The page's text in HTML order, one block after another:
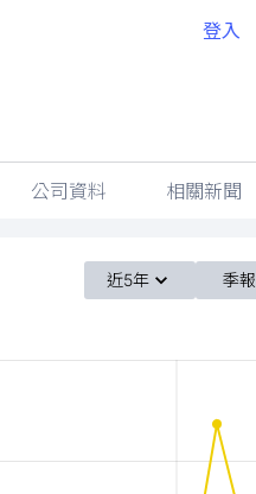
登入
公司資料 相關新聞
近5年 季報